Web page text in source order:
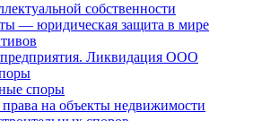
собственности
— юридическая защита в мире
Ликвидация ООО
споры
на объекты недвижимости